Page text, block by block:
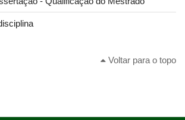
Voltar para o topo